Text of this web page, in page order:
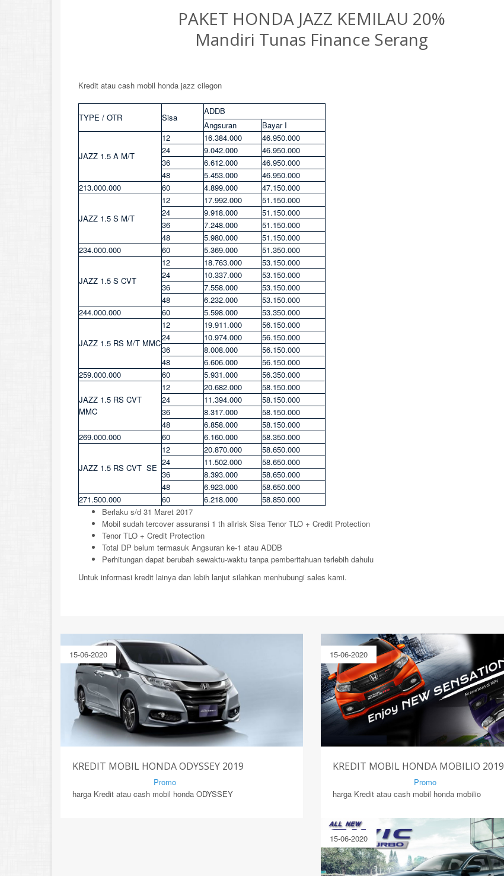
PAKET HONDA JAZZ KEMILAU 20%
Mandiri Tunas Finance Serang
Kredit atau cash mobil honda jazz cilegon
TYPE / OTR Sisa
ADDB
Angsuran
Bayar I
JAZZ 1.5 A M/T
12 16.384.000
46.950.000
24
9.042.000
46.950.000
36
6.612.000
46.950.000
48
5.453.000
46.950.000
213.000.000
60 4.899.000 47.150.000
JAZZ 1.5 S M/T
12 17.992.000
51.150.000
24
9.918.000
51.150.000
36
7.248.000
51.150.000
48
5.980.000
51.150.000
234.000.000
60 5.369.000 51.350.000
JAZZ 1.5 S CVT
12 18.763.000
53.150.000
24
10.337.000
53.150.000
36
7.558.000
53.150.000
48
6.232.000
53.150.000
244.000.000
60 5.598.000 53.350.000
JAZZ 1.5 RS M/T MMC
12 19.911.000
56.150.000
24
10.974.000
56.150.000
36
8.008.000
56.150.000
48
6.606.000
56.150.000
259.000.000
60 5.931.000 56.350.000
JAZZ 1.5 RS CVT
MMC
12 20.682.000
58.150.000
24
11.394.000
58.150.000
36
8.317.000
58.150.000
48
6.858.000
58.150.000
269.000.000
60 6.160.000 58.350.000
JAZZ 1.5 RS CVT SE
12 20.870.000
58.650.000
24
11.502.000
58.650.000
36
8.393.000
58.650.000
48
6.923.000
58.650.000
271.500.000
60 6.218.000
58.850.000
Berlaku s/d 31 Maret 2017
Mobil sudah tercover assuransi 1 th allrisk Sisa Tenor TLO + Credit Protection
Tenor TLO + Credit Protection
Total DP belum termasuk Angsuran ke-1 atau ADDB
Perhitungan dapat berubah sewaktu-waktu tanpa pemberitahuan terlebih dahulu
Untuk informasi kredit lainya dan lebih lanjut silahkan menhubungi sales kami.
15-06-2020
KREDIT MOBIL HONDA ODYSSEY 2019
Promo
harga Kredit atau cash mobil honda ODYSSEY
15-06-2020
KREDIT MOBIL HONDA MOBILIO 2019
Promo
harga Kredit atau cash mobil honda mobilio
15-06-2020